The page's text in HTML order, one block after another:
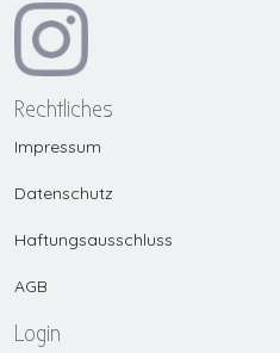
Rechtliches
Impressum
Datenschutz
Haftungsausschluss
AGB
Login